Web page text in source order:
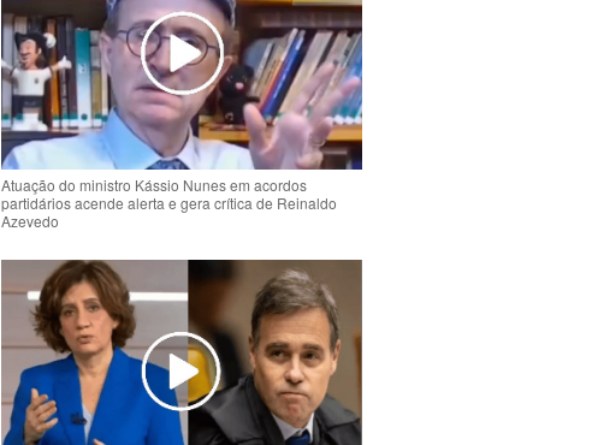
Atuação do ministro Kássio Nunes em acordos
partidários acende alerta e gera crítica de Reinaldo
Azevedo